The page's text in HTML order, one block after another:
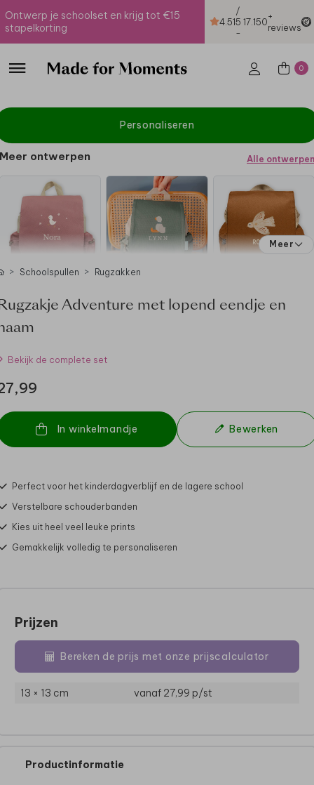
Ontwerp je schoolset en krijg tot €15
stapelkorting
4.51
/
5
-
17.150+
reviews
0
Personaliseren
Meer ontwerpen Alle ontwerpen
Meer
Schoolspullen Rugzakken
Adventure met lopend eendje en
Bekijk de complete set
In winkelmandje Bewerken
Perfect voor het kinderdagverblijf en de lagere school
Verstelbare schouderbanden
Kies uit heel veel leuke prints
Gemakkelijk volledig te personaliseren
Prijzen
Bereken de prijs met onze prijscalculator
13 × 13 cm vanaf 27,99 p/st
Productinformatie